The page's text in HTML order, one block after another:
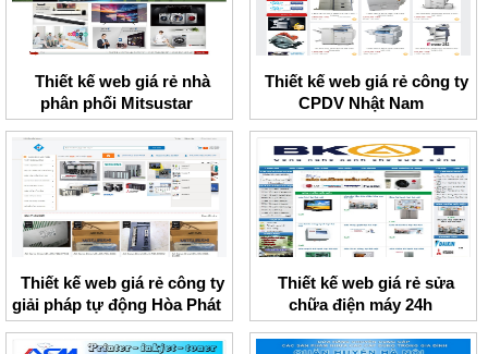
Thiết kế web giá rẻ nhà
phân phối Mitsustar
Thiết kế web giá rẻ công ty
CPDV Nhật Nam
Thiết kế web giá rẻ công ty
giải pháp tự động Hòa Phát
Thiết kế web giá rẻ sửa
chữa điện máy 24h